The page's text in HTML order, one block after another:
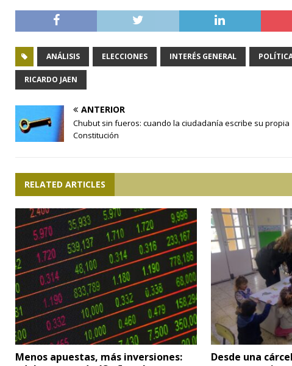
ANÁLISIS ELECCIONES INTERÉS GENERAL
RICARDO JAEN
ANTERIOR
Chubut sin fueros: cuando la ciudadanía escribe su propia
Constitución
RELATED ARTICLES
Menos apuestas, más inversiones:
Desde una